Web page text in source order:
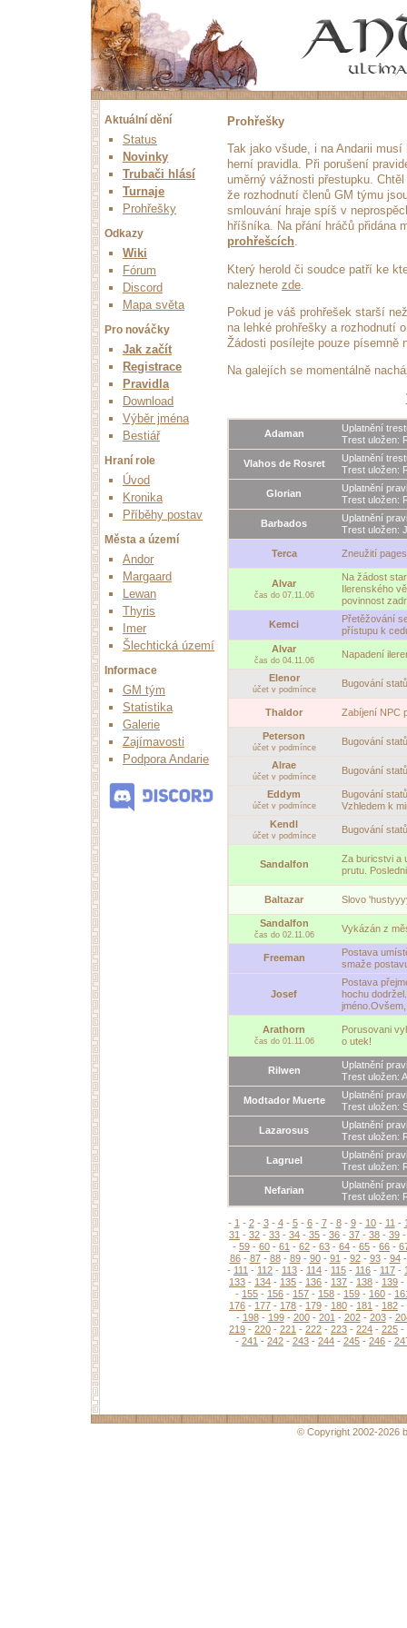
Aktuální dění
Status
Novinky
Trubači hlásí
Turnaje
Prohřešky
Odkazy
Wiki
Fórum
Discord
Mapa světa
Pro nováčky
Jak začít
Registrace
Pravidla
Download
Výběr jména
Bestiář
Hraní role
Úvod
Kronika
Příběhy postav
Města a území
Andor
Margaard
Lewan
Thyris
Imer
Šlechtická území
Informace
GM tým
Statistika
Galerie
Zajímavosti
Podpora Andarie
Prohřešky
Tak jako všude, i na Andarii musí
herní pravidla. Při porušení
uměrný vážnosti přestupku.
že rozhodnutí členů GM týmu
smlouvání hraje spíš v
hříšníka. Na přání hráčů přidána
prohřešcích.
Který herold či soudce patří ke
naleznete zde
Pokud je váš prohřešek starší
na lehké prohřešky a rozhodnutí
Žádosti posílejte pouze písemně
Na galejích se momentálně
Adaman
Uplatnění
Trest uložen:
Vlahos de Rosret
Uplatnění
Trest uložen:
Glorian
Uplatnění
Trest uložen:
Barbados
Uplatnění
Trest uložen:
Terca Zneužití
Alvar
čas do 07.11.06
Na žádost
Ilerenského
povinnost
Kemci
Přetěžování
přístupu k
Alvar
čas do 04.11.06
Napadení
Elenor
účet v podmínce
Bugování
Thaldor Zabíjení NPC
Peterson
účet v podmínce
Bugování
Alrae
účet v podmínce
Bugování
Eddym
účet v podmínce
Bugování
Vzhledem k
Kendl
účet v podmínce
Bugování
Sandalfon
Za buricstvi a
prutu.
Baltazar Slovo
Sandalfon
čas do 02.11.06
Vykázán z
Freeman
Postava
smaže
Josef
Postava
hochu
Arathorn
čas do 01.11.06
Porusovani
o utek!
Rilwen
Uplatnění
Trest uložen:
Modtador Muerte
Uplatnění
Trest uložen:
Lazarosus
Uplatnění
Trest uložen:
Lagruel
Uplatnění
Trest uložen:
Nefarian
Uplatnění
Trest uložen:
- 1 - 2- 3- 4- 5- 6- 7- 8- 9- 10- 11 -
31 - 32 - 33 - 34 - 35 - 36 - 37 - 38 - 39
- 59 - 60 - 61 - 62 - 63 - 64 - 65 - 66 -
86- 87- 88- 89- 90- 91 - 92- 93- 94
- 111 - 112 - 113 - 114 - 115 - 116 - 117 -
133 - 134 - 135 - 136 - 137 - 138 - 139 -
- 155 - 156 - 157 - 158 - 159 - 160 -
176 - 177 - 178 - 179 - 180 - 181 - 182 -
- 198- 199- 200- 201 - 202- 203-
219 - 220 - 221 - 222 - 223 - 224 - 225 -
- 241 - 242 - 243 - 244 - 245 - 246 -
© Copyright 2002-2026